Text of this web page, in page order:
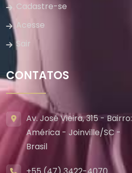
Cadastre-se
Acesse
Sair
CONTATOS
Av. José Vieira, 315 - Bairro:
América - Joinville/SC -
Brasil